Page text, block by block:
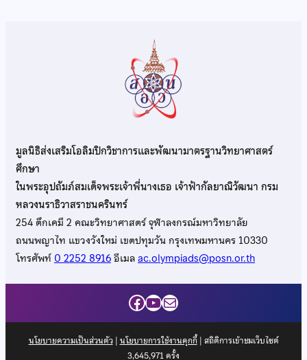
มูลนิธิส่งเสริมโอลิมปิกวิชาการและพัฒนามาตรฐานวิทยาศาสตร์
ศึกษา
ในพระอุปถัมภ์สมเด็จพระเจ้าพี่นางเธอ เจ้าฟ้ากัลยาณิวัฒนา กรม
หลวงนราธิวาสราชนครินทร์
254 ตึกเคมี 2 คณะวิทยาศาสตร์ จุฬาลงกรณ์มหาวิทยาลัย
ถนนพญาไท แขวงวังใหม่ เขตปทุมวัน กรุงเทพมหานคร 10330
โทรศัพท์0 2252 8916อีเมลac.olympiads@posn.or.th
Facebook
YouTube
Mail
นโยบายความเป็นส่วนตัว| นโยบายการใช้งานคุกกี้| สถิติการเข้าชมเว็บไซต์
3,645,971ครั้ง